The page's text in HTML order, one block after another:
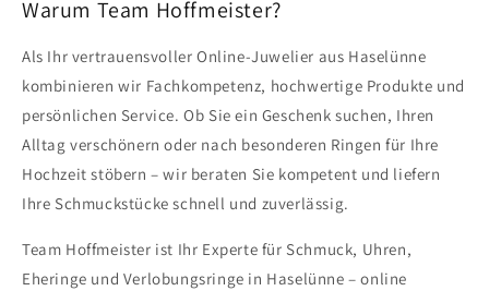
Warum Team Hoffmeister?
Als Ihr vertrauensvoller Online-Juwelier aus Haselünne
kombinieren wir Fachkompetenz, hochwertige Produkte und
persönlichen Service. Ob Sie ein Geschenk suchen, Ihren
Alltag verschönern oder nach besonderen Ringen für Ihre
Hochzeit stöbern – wir beraten Sie kompetent und liefern
Ihre Schmuckstücke schnell und zuverlässig.
Team Hoffmeister ist Ihr Experte für Schmuck, Uhren,
Eheringe und Verlobungsringe in Haselünne – online